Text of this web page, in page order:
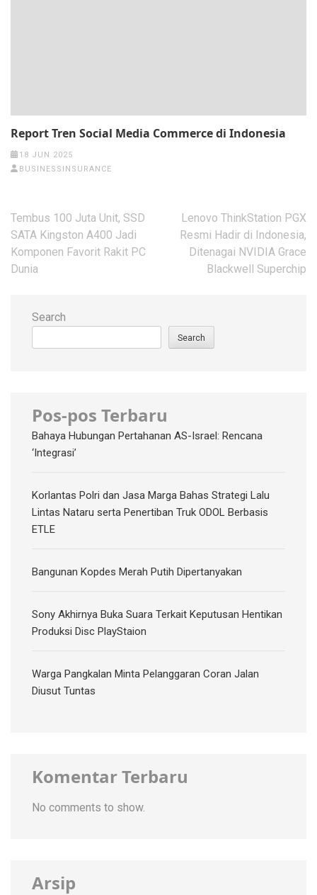
Report Tren Social Media Commerce di Indonesia
18 JUN 2025
BUSINESSINSURANCE
Post
navigation
Tembus 100 Juta Unit, SSD
SATA Kingston A400 Jadi
Komponen Favorit Rakit PC
Dunia
Lenovo ThinkStation PGX
Resmi Hadir di Indonesia,
Ditenagai NVIDIA Grace
Blackwell Superchip
Search
Search
Pos-pos Terbaru
Bahaya Hubungan Pertahanan AS-Israel: Rencana
‘Integrasi’
Korlantas Polri dan Jasa Marga Bahas Strategi Lalu
Lintas Nataru serta Penertiban Truk ODOL Berbasis
ETLE
Bangunan Kopdes Merah Putih Dipertanyakan
Sony Akhirnya Buka Suara Terkait Keputusan Hentikan
Produksi Disc PlayStaion
Warga Pangkalan Minta Pelanggaran Coran Jalan
Diusut Tuntas
Komentar Terbaru
No comments to show.
Arsip